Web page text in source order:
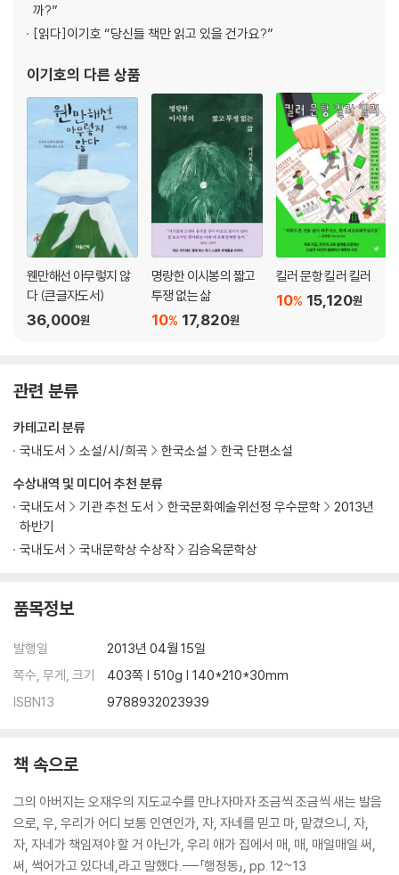
까?”
[읽다]이기호 “당신들 책만 읽고 있을 건가요?”
이기호의 다른 상품
웬만해선 아무렇지 않
다 (큰글자도서)
36,000원
명랑한 이시봉의 짧고
투쟁 없는 삶
17,820원
10%
킬러 문항 킬러 킬러
15,120원
10%
관련 분류
수상내역 및 미디어 추천 분류
국내도서
기관 추천 도서 한국문화예술위선정 우수문학
2013년
하반기
국내도서
국내문학상 수상작 김승옥문학상
카테고리 분류
국내도서
소설/시/희곡 한국소설 한국 단편소설
품목정보
발행일
2013년 04월 15일
쪽수, 무게, 크기
403쪽 | 510g | 140*210*30mm
ISBN13
9788932023939
책 속으로
그의 아버지는 오재우의 지도교수를 만나자마자 조금씩 조금씩 새는 발음
으로, 우, 우리가 어디 보통 인연인가, 자, 자네를 믿고 마, 맡겼으니, 자,
자, 자네가 책임져야 할 거 아닌가, 우리 애가 집에서 매, 매, 매일매일 써,
써, 썩어가고 있다네,라고 말했다.---「행정동」, pp. 12~13